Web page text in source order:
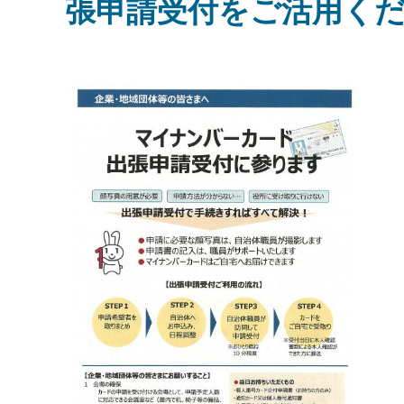
張申請受付をご活用く